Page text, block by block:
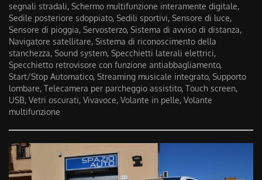
segnali stradali, Schermo multifunzione interamente digitale,
Sedile posteriore sdoppiato, Sedili sportivi, Sensore di luce,
Sensore di pioggia, Servosterzo, Sistema di avviso di distanza,
Navigatore satellitare, Sistema di riconoscimento della
stanchezza, Sound system, Specchietti laterali elettrici,
Specchietto retrovisore con funzione antiabbagliamento,
Start/Stop Automatico, Streaming musicale integrato, Supporto
lombare, Telecamera per parcheggio assistito, Touch screen,
USB, Vetri oscurati, Vivavoce, Volante in pelle, Volante
multifunzione